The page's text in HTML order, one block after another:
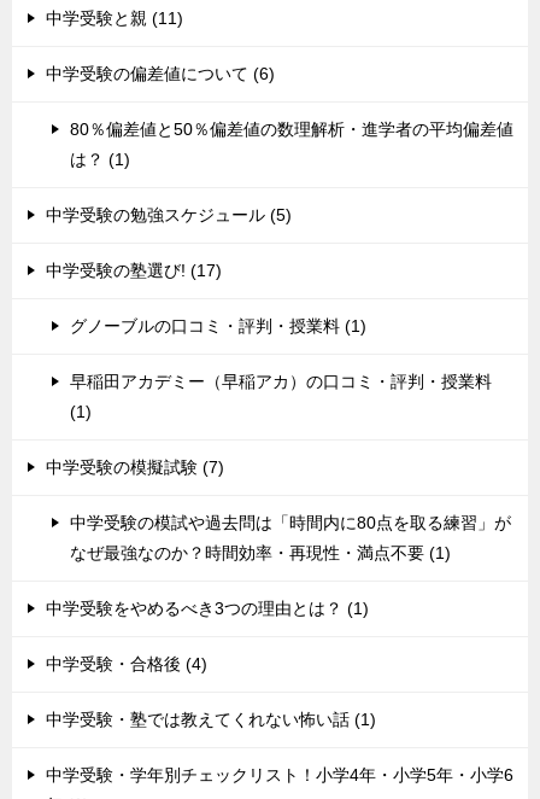
中学受験と親 (11)
中学受験の偏差値について (6)
80％偏差値と50％偏差値の数理解析・進学者の平均偏差値
は？ (1)
中学受験の勉強スケジュール (5)
中学受験の塾選び! (17)
グノーブルの口コミ・評判・授業料 (1)
早稲田アカデミー（早稲アカ）の口コミ・評判・授業料
(1)
中学受験の模擬試験 (7)
中学受験の模試や過去問は「時間内に80点を取る練習」が
なぜ最強なのか？時間効率・再現性・満点不要 (1)
中学受験をやめるべき3つの理由とは？ (1)
中学受験・合格後 (4)
中学受験・塾では教えてくれない怖い話 (1)
中学受験・学年別チェックリスト！小学4年・小学5年・小学6